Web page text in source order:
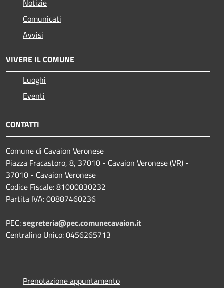
Notizie
Comunicati
Avvisi
VIVERE IL COMUNE
Luoghi
Eventi
CONTATTI
Comune di Cavaion Veronese
Piazza Fracastoro, 8, 37010 - Cavaion Veronese (VR) -
37010 - Cavaion Veronese
Codice Fiscale: 81000830232
Partita IVA: 00887460236
PEC:segreteria@pec.comunecavaion.it
Centralino Unico: 0456265713
Prenotazione appuntamento